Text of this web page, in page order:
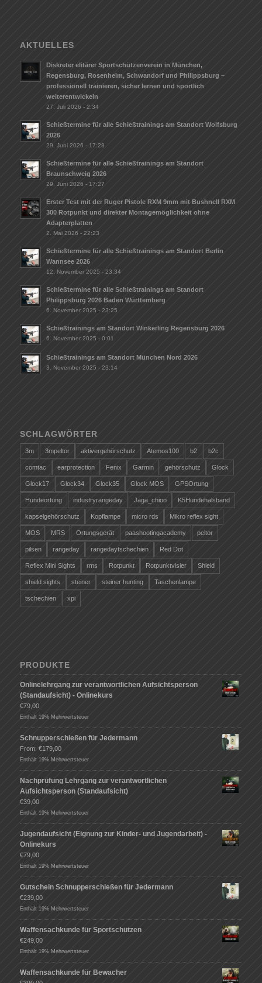
AKTUELLES
Diskreter elitärer Sportschützenverein in München,
Regensburg, Rosenheim, Schwandorf und Philippsburg –
professionell trainieren, sicher lernen und sportlich
weiterentwickeln
27. Juli 2026 - 2:34
Schießtermine für alle Schießtrainings am Standort Wolfsburg
2026
29. Juni 2026 - 17:28
Schießtermine für alle Schießtrainings am Standort
Braunschweig 2026
29. Juni 2026 - 17:27
Erster Test mit der Ruger Pistole RXM 9mm mit Bushnell RXM
300 Rotpunkt und direkter Montagemöglichkeit ohne
Adapterplatten
2. Mai 2026 - 22:23
Schießtermine für alle Schießtrainings am Standort Berlin
Wannsee 2026
12. November 2025 - 23:34
Schießtermine für alle Schießtrainings am Standort
Philippsburg 2026 Baden Württemberg
6. November 2025 - 23:25
Schießtrainings am Standort Winkerling Regensburg 2026
6. November 2025 - 0:01
Schießtrainings am Standort München Nord 2026
3. November 2025 - 23:14
SCHLAGWÖRTER
3m 3mpeltor aktivergehörschutz Atemos100 b2 b2c
comtac earprotection Fenix Garmin gehörschutz Glock
Glock17 Glock34 Glock35 Glock MOS GPSOrtung
Hundeortung industryrangeday Jaga_chioo K5Hundehalsband
kapselgehörschutz Kopflampe micro rds Mikro reflex sight
MOS MRS Ortungsgerät paashootingacademy peltor
pilsen rangeday rangedaytschechien Red Dot
Reflex Mini Sights rms Rotpunkt Rotpunktvisier Shield
shield sights steiner steiner hunting Taschenlampe
tschechien xpi
PRODUKTE
Onlinelehrgang zur verantwortlichen Aufsichtsperson
(Standaufsicht) - Onlinekurs
€79,00
Enthält 19% Mehrwertsteuer
Schnupperschießen für Jedermann
From: €179,00
Enthält 19% Mehrwertsteuer
Nachprüfung Lehrgang zur verantwortlichen
Aufsichtsperson (Standaufsicht)
€39,00
Enthält 19% Mehrwertsteuer
Jugendaufsicht (Eignung zur Kinder- und Jugendarbeit) -
Onlinekurs
€79,00
Enthält 19% Mehrwertsteuer
Gutschein Schnupperschießen für Jedermann
€239,00
Enthält 19% Mehrwertsteuer
Waffensachkunde für Sportschützen
€249,00
Enthält 19% Mehrwertsteuer
Waffensachkunde für Bewacher